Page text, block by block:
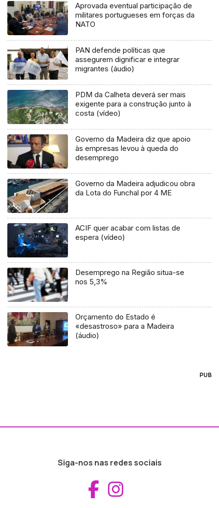
Aprovada eventual participação de
militares portugueses em forças da
NATO
PAN defende políticas que
assegurem dignificar e integrar
migrantes (áudio)
PDM da Calheta deverá ser mais
exigente para a construção junto à
costa (vídeo)
Governo da Madeira diz que apoio
às empresas levou à queda do
desemprego
Governo da Madeira adjudicou obra
da Lota do Funchal por 4 ME
ACIF quer acabar com listas de
espera (vídeo)
Desemprego na Região situa-se
nos 5,3%
Orçamento do Estado é
«desastroso» para a Madeira
(áudio)
PUB
Siga-nos nas redes sociais
Aceder ao